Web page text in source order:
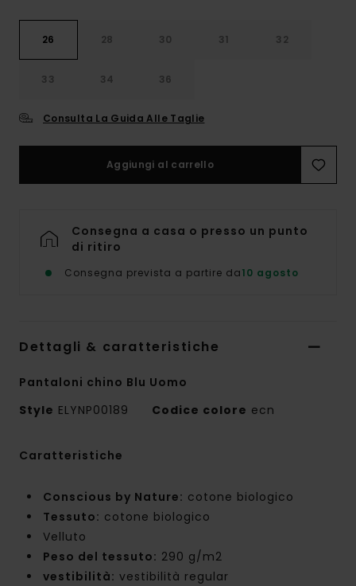
26 28 30 31 32
33 34 36
Consulta La Guida Alle Taglie
Aggiungi al carrello
Consegna a casa o presso un punto
di ritiro
Consegna prevista a partire da10 agosto
Dettagli & caratteristiche
Pantaloni chino Blu Uomo
Style ELYNP00189 Codice colore ecn
Caratteristiche
Conscious by Nature: cotone biologico
Tessuto: cotone biologico
Velluto
Peso del tessuto: 290 g/m2
vestibilità: vestibilità regular